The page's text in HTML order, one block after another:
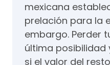
mexicana
prelación para la
embargo. Perder
última posibilidad
si el valor del